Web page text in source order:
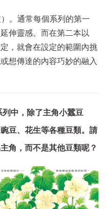
。通常每個系列的第一
伸靈感。而在第二本以
，就會在設定的範圍內挑
想傳達的內容巧妙的融入
中，除了主角小蠶豆
豆、花生等各種豆類。請
角，而不是其他豆類呢？